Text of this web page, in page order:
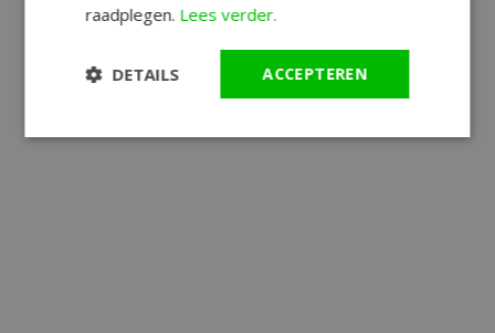
raadplegen. Lees verder.
ACCEPTEREN
DETAILS